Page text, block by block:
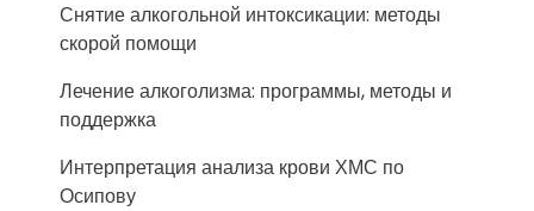
Снятие алкогольной интоксикации: методы
скорой помощи
Лечение алкоголизма: программы, методы и
поддержка
Интерпретация анализа крови ХМС по
Осипову